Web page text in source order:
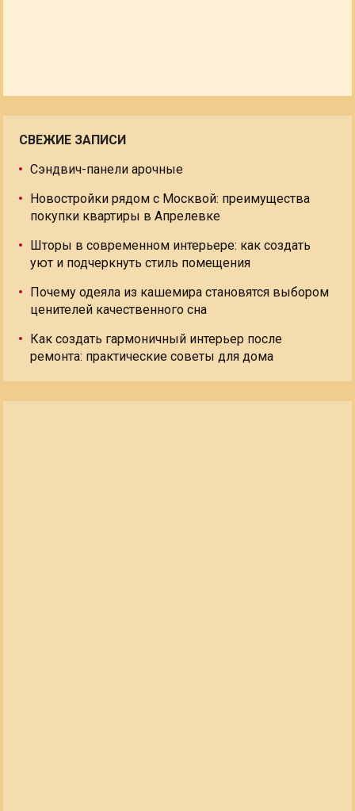
СВЕЖИЕ ЗАПИСИ
Сэндвич-панели арочные
Новостройки рядом с Москвой: преимущества
покупки квартиры в Апрелевке
Шторы в современном интерьере: как создать
уют и подчеркнуть стиль помещения
Почему одеяла из кашемира становятся выбором
ценителей качественного сна
Как создать гармоничный интерьер после
ремонта: практические советы для дома